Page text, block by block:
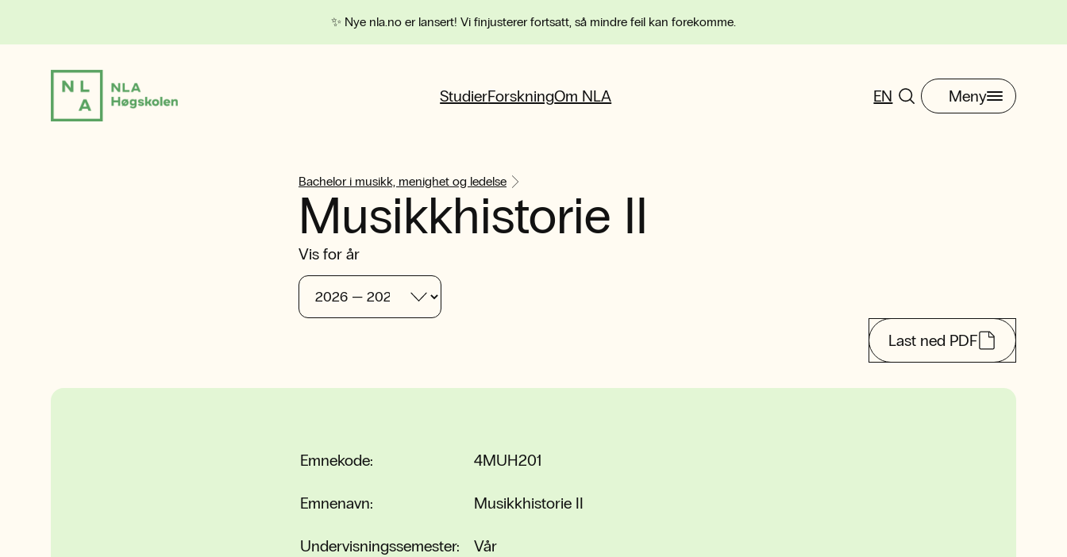
✨ Nye nla.no er lansert! Vi finjusterer fortsatt, så mindre feil kan forekomme.
StudierForskningOm NLA EN Meny
Bachelor i musikk, menighet og ledelse
Musikkhistorie II
Vis for år
Last ned PDF
Emnekode: 4MUH201
Emnenavn: Musikkhistorie II
Undervisningssemester: Vår